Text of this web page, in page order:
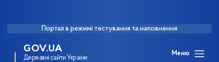
Портал в режимі тестування та наповнення
GOV.UA
Державні сайти України
Меню